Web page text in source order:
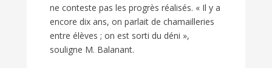
ne conteste pas les progrès réalisés. « Il y a
encore dix ans, on parlait de chamailleries
entre élèves ; on est sorti du déni »,
souligne M. Balanant.